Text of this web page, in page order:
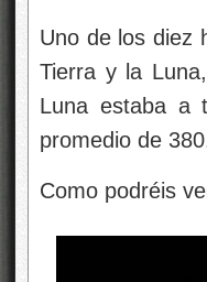
Uno de los diez
Tierra y la
Luna estaba a
promedio de
Como podréis